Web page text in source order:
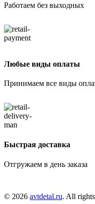
Работаем без выходных
Любые виды оплаты
Принимаем все виды
Быстрая доставка
Отгружаем в день заказа
© 2026 avtdetal.ru. All